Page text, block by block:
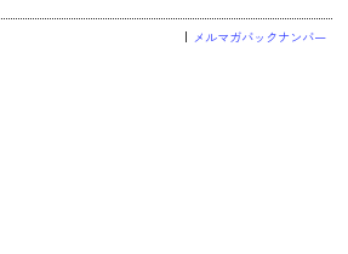
メルマガバックナンバー